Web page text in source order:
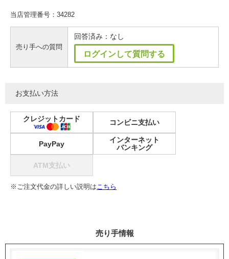
当店管理番号：34282
売り手への質問
回答済み：なし
ログインして質問する
お支払い方法
クレジットカード コンビニ支払い
PayPay
インターネット
バンキング
ATM支払い
※ご注文代金の詳しい説明はこちら
売り手情報